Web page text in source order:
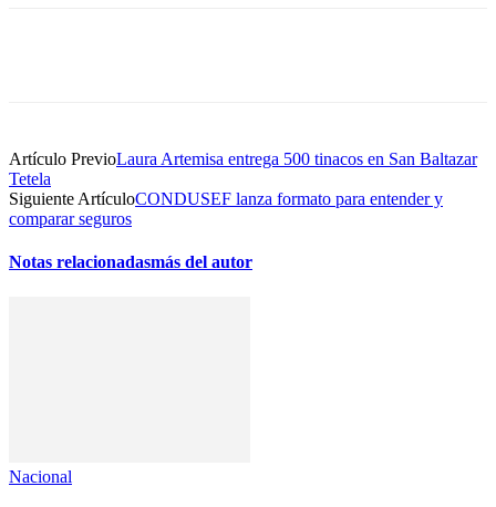
Artículo PrevioLaura Artemisa entrega 500 tinacos en San Baltazar
Tetela
Siguiente ArtículoCONDUSEF lanza formato para entender y
comparar seguros
Notas relacionadasmás del autor
Nacional